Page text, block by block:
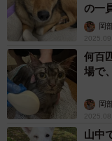
の一
岡
何百
場で
岡
山中